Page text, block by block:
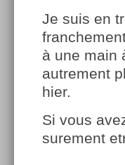
Je suis en
à une main
autrement
hier.
Si vous
surement